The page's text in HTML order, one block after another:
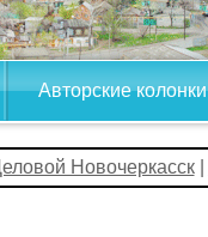
Авторские колонки
Новочеркасск|